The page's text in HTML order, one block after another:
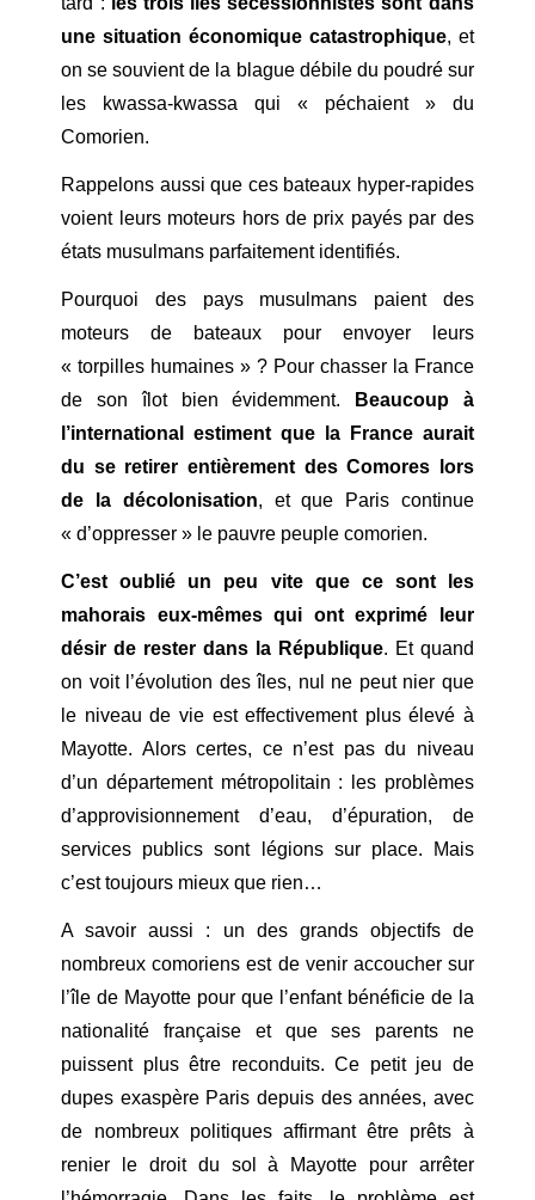
une situation économique catastrophique, et
on se souvient de la blague débile du poudré sur
les kwassa-kwassa qui « péchaient » du
Comorien.
Rappelons aussi que ces bateaux hyper-rapides
voient leurs moteurs hors de prix payés par des
états musulmans parfaitement identifiés.
Pourquoi des pays musulmans paient des
moteurs de bateaux pour envoyer leurs
« torpilles humaines » ? Pour chasser la France
de son îlot bien évidemment.
Beaucoup à
l’international estiment que la France aurait
du se retirer entièrement des Comores lors
de la décolonisation, et que Paris continue
« d’oppresser » le pauvre peuple comorien.
C’est oublié un peu vite que ce sont les
mahorais eux-mêmes qui ont exprimé leur
désir de rester dans la République. Et quand
on voit l’évolution des îles, nul ne peut nier que
le niveau de vie est effectivement plus élevé à
Mayotte. Alors certes, ce n’est pas du niveau
d’un département métropolitain : les problèmes
d’approvisionnement d’eau, d’épuration, de
services publics sont légions sur place. Mais
c’est toujours mieux que rien…
A savoir aussi : un des grands objectifs de
nombreux comoriens est de venir accoucher sur
l’île de Mayotte pour que l’enfant bénéficie de la
nationalité française et que ses parents ne
puissent plus être reconduits. Ce petit jeu de
dupes exaspère Paris depuis des années, avec
de nombreux politiques affirmant être prêts à
renier le droit du sol à Mayotte pour arrêter